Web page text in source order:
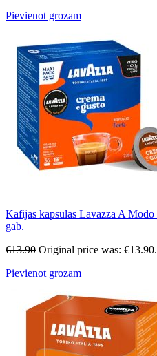
Pievienot grozam
Kafijas kapsulas Lavazza A
gab.
€13.90 Original price was: €13.90.
Pievienot grozam